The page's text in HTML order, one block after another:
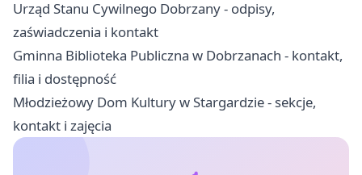
Urząd Stanu Cywilnego Dobrzany - odpisy,
zaświadczenia i kontakt
Gminna Biblioteka Publiczna w Dobrzanach - kontakt,
filia i dostępność
Młodzieżowy Dom Kultury w Stargardzie - sekcje,
kontakt i zajęcia